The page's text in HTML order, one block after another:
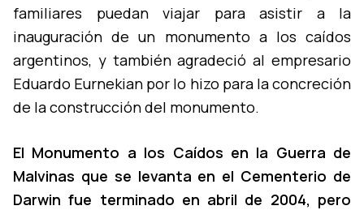
familiares puedan viajar para asistir a la
inauguración de un monumento a los caí­dos
argentinos, y también agradeció al empresario
Eduardo Eurnekian por lo hizo para la concreción
de la construcción del monumento.
El Monumento a los Caí­dos en la Guerra de
Malvinas que se levanta en el Cementerio de
Darwin fue terminado en abril de 2004, pero